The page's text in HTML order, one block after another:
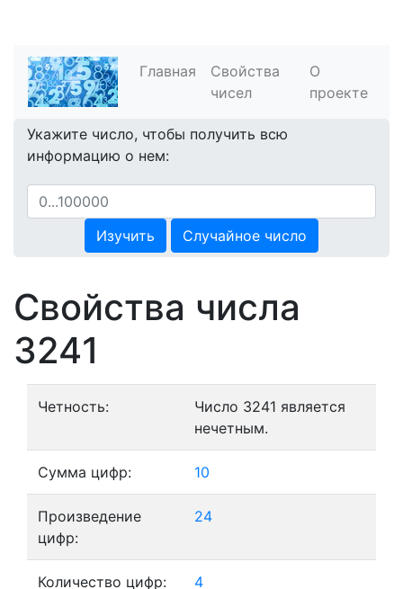
Главная
Свойства
чисел
О
проекте
Укажите число, чтобы получить всю
информацию о нем:
Изучить Случайное число
Свойства числа
3241
Четность:
Число 3241 является
нечетным.
Сумма цифр: 10
Произведение
цифр:
24
Количество цифр: 4